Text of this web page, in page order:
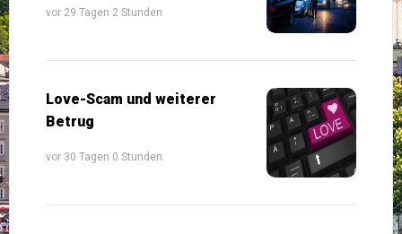
vor 29 Tagen 2 Stunden
Love-Scam und weiterer
Betrug
vor 30 Tagen 0 Stunden